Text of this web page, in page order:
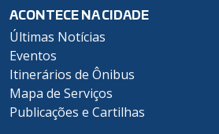
ACONTECE NA CIDADE
Últimas Notícias
Eventos
Itinerários de Ônibus
Mapa de Serviços
Publicações e Cartilhas